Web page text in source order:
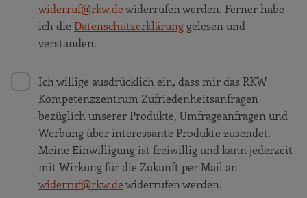
widerruf@rkw.dewiderrufen werden. Ferner habe
ich die Datenschutzerklärunggelesen und
verstanden.
Ich willige ausdrücklich ein, dass mir das RKW
Kompetenzzentrum Zufriedenheitsanfragen
bezüglich unserer Produkte, Umfrageanfragen und
Werbung über interessante Produkte zusendet.
Meine Einwilligung ist freiwillig und kann jederzeit
mit Wirkung für die Zukunft per Mail an
widerruf@rkw.dewiderrufen werden.